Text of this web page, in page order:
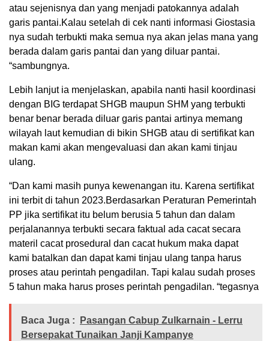
atau sejenisnya dan yang menjadi patokannya adalah
garis pantai.Kalau setelah di cek nanti informasi Giostasia
nya sudah terbukti maka semua nya akan jelas mana yang
berada dalam garis pantai dan yang diluar pantai.
“sambungnya.
Lebih lanjut ia menjelaskan, apabila nanti hasil koordinasi
dengan BIG terdapat SHGB maupun SHM yang terbukti
benar benar berada diluar garis pantai artinya memang
wilayah laut kemudian di bikin SHGB atau di sertifikat kan
makan kami akan mengevaluasi dan akan kami tinjau
ulang.
“Dan kami masih punya kewenangan itu. Karena sertifikat
ini terbit di tahun 2023.Berdasarkan Peraturan Pemerintah
PP jika sertifikat itu belum berusia 5 tahun dan dalam
perjalanannya terbukti secara faktual ada cacat secara
materil cacat prosedural dan cacat hukum maka dapat
kami batalkan dan dapat kami tinjau ulang tanpa harus
proses atau perintah pengadilan. Tapi kalau sudah proses
5 tahun maka harus proses perintah pengadilan. “tegasnya
Baca Juga :
Pasangan Cabup Zulkarnain - Lerru
Bersepakat Tunaikan Janji Kampanye